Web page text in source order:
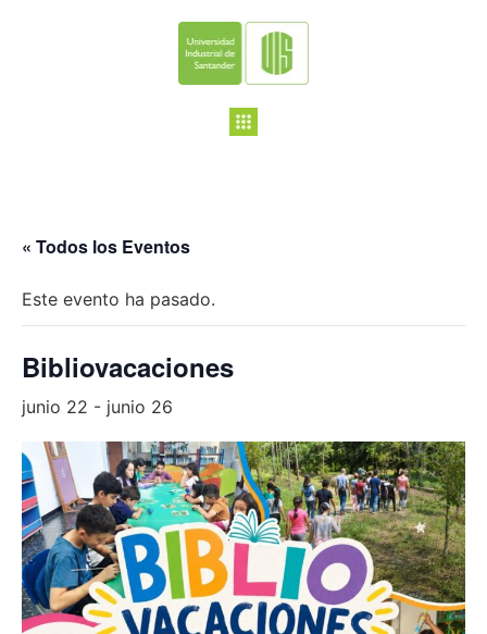
« Todos los Eventos
Este evento ha pasado.
Bibliovacaciones
junio 22 - junio 26